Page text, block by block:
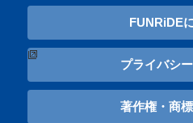
FUNRiDE
プライバシ
著作権・商